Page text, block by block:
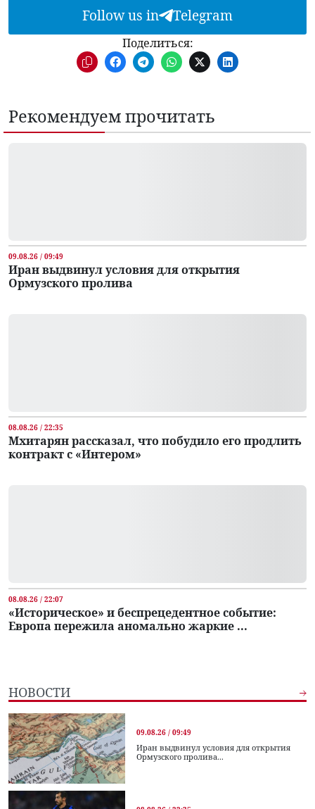
Follow us in Telegram
Поделиться:
Рекомендуем прочитать
09.08.26 / 09:49
Иран выдвинул условия для открытия
Ормузского пролива
08.08.26 / 22:35
Мхитарян рассказал, что побудило его продлить
контракт с «Интером»
08.08.26 / 22:07
«Историческое» и беспрецедентное событие:
Европа пережила аномально жаркие ...
НОВОСТИ
09.08.26 / 09:49
Иран выдвинул условия для открытия
Ормузского пролива...